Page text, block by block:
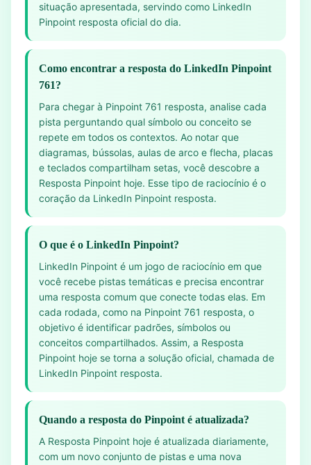
situação apresentada, servindo como LinkedIn
Pinpoint resposta oficial do dia.
Como encontrar a resposta do LinkedIn Pinpoint
761?
Para chegar à Pinpoint 761 resposta, analise cada
pista perguntando qual símbolo ou conceito se
repete em todos os contextos. Ao notar que
diagramas, bússolas, aulas de arco e flecha, placas
e teclados compartilham setas, você descobre a
Resposta Pinpoint hoje. Esse tipo de raciocínio é o
coração da LinkedIn Pinpoint resposta.
O que é o LinkedIn Pinpoint?
LinkedIn Pinpoint é um jogo de raciocínio em que
você recebe pistas temáticas e precisa encontrar
uma resposta comum que conecte todas elas. Em
cada rodada, como na Pinpoint 761 resposta, o
objetivo é identificar padrões, símbolos ou
conceitos compartilhados. Assim, a Resposta
Pinpoint hoje se torna a solução oficial, chamada de
LinkedIn Pinpoint resposta.
Quando a resposta do Pinpoint é atualizada?
A Resposta Pinpoint hoje é atualizada diariamente,
com um novo conjunto de pistas e uma nova